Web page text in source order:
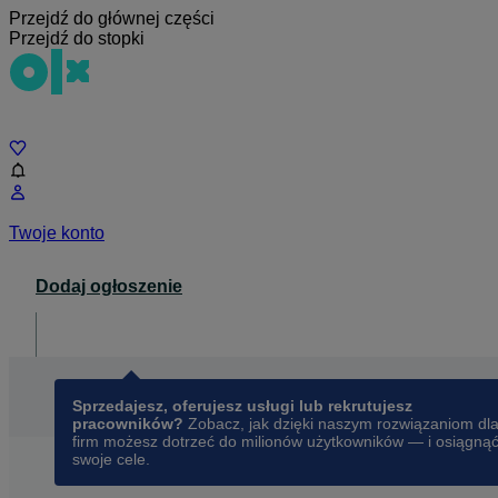
Przejdź do głównej części
Przejdź do stopki
Twoje konto
Dodaj ogłoszenie
Sprzedajesz, oferujesz usługi lub rekrutujesz
pracowników? Zobacz, jak dzięki naszym rozwiązaniom dla
firm możesz dotrzeć do milionów użytkowników — i osiągnąć
swoje cele.